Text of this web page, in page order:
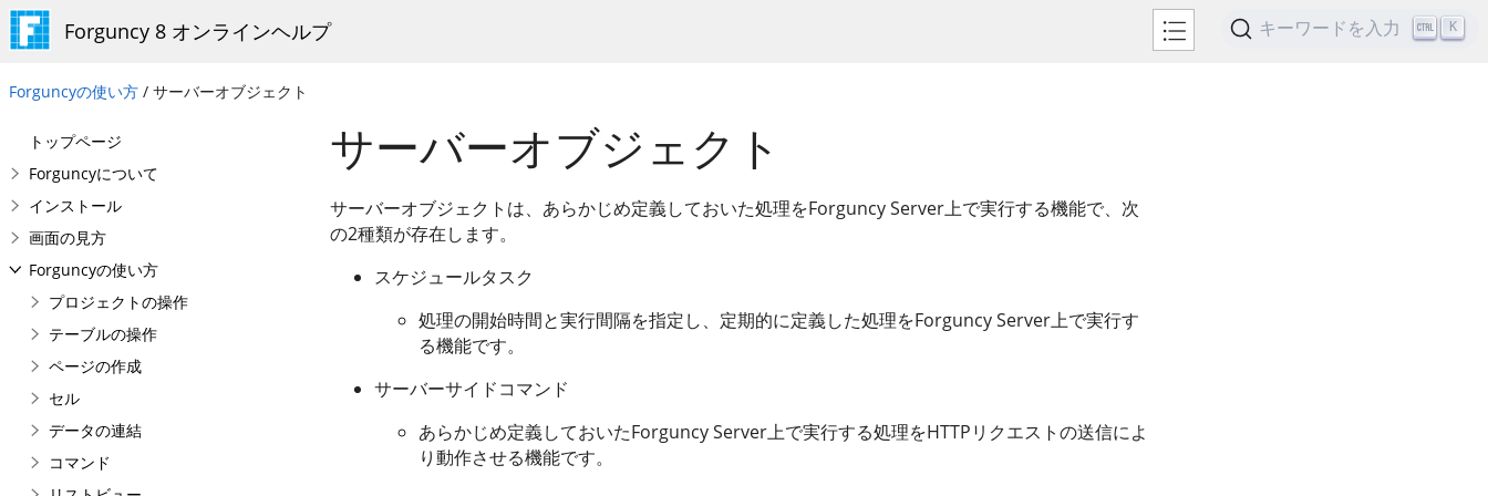
Forguncy 8 オンラインヘルプ キーワードを入力 K
Forguncyの使い方 / サーバーオブジェクト
トップページ
Forguncyについて
インストール
画面の見方
Forguncyの使い方
プロジェクトの操作
テーブルの操作
ページの作成
セル
データの連結
コマンド
サーバーオブジェクト
サーバーオブジェクトは、あらかじめ定義しておいた処理をForguncy Server上で実行する機能で、次
の2種類が存在します。
スケジュールタスク
処理の開始時間と実行間隔を指定し、定期的に定義した処理をForguncy Server上で実行す
る機能です。
サーバーサイドコマンド
あらかじめ定義しておいたForguncy Server上で実行する処理をHTTPリクエストの送信によ
り動作させる機能です。